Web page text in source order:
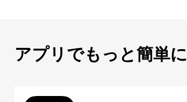
アプリでもっと簡単に